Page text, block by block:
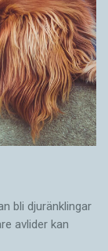
bli djuränklingar
avlider kan